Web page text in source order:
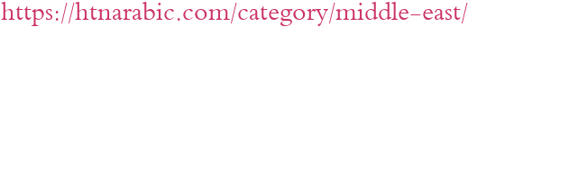
https://htnarabic.com/category/middle-east/